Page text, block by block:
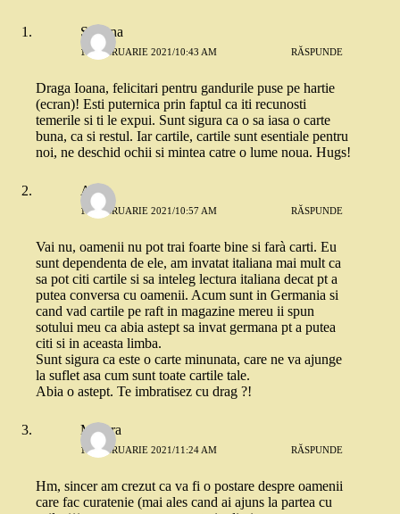
Simona
18 FEBRUARIE 2021/10:43 AM RĂSPUNDE
Draga Ioana, felicitari pentru gandurile puse pe hartie
(ecran)! Esti puternica prin faptul ca iti recunosti
temerile si ti le expui. Sunt sigura ca o sa iasa o carte
buna, ca si restul. Iar cartile, cartile sunt esentiale pentru
noi, ne deschid ochii si mintea catre o lume noua. Hugs!
Alina
18 FEBRUARIE 2021/10:57 AM RĂSPUNDE
Vai nu, oamenii nu pot trai foarte bine si farà carti. Eu
sunt dependenta de ele, am invatat italiana mai mult ca
sa pot citi cartile si sa inteleg lectura italiana decat pt a
putea conversa cu oamenii. Acum sunt in Germania si
cand vad cartile pe raft in magazine mereu ii spun
sotului meu ca abia astept sa invat germana pt a putea
citi si in aceasta limba.
Sunt sigura ca este o carte minunata, care ne va ajunge
la suflet asa cum sunt toate cartile tale.
Abia o astept. Te imbratisez cu drag ?!
Morera
18 FEBRUARIE 2021/11:24 AM RĂSPUNDE
Hm, sincer am crezut ca va fi o postare despre oamenii
care fac curatenie (mai ales cand ai ajuns la partea cu